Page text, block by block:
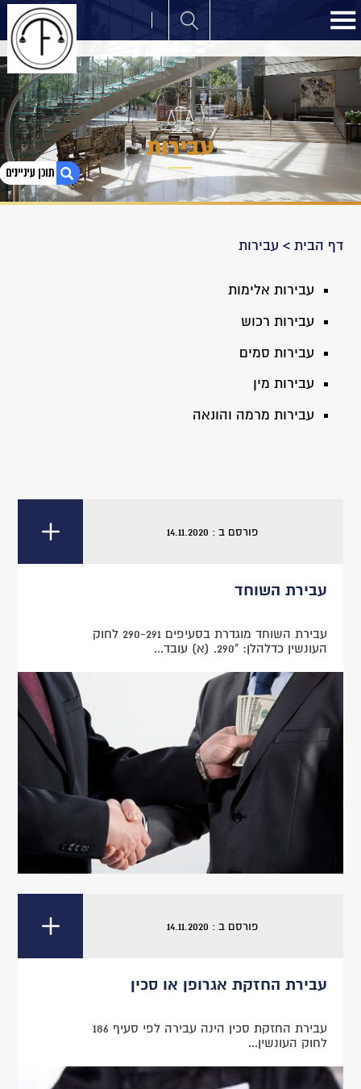
עבירות
דף הבית > עבירות
עבירות אלימות
עבירות רכוש
עבירות סמים
עבירות מין
עבירות מרמה והונאה
פורסם ב : 14.11.2020
עבירת השוחד
עבירת השוחד מוגדרת בסעיפים 290-291 לחוק
העונשין כדלהלן: "290. (א) עובד...
פורסם ב : 14.11.2020
עבירת החזקת אגרופן או סכין
עבירת החזקת סכין הינה עבירה לפי סעיף 186
לחוק העונשין...